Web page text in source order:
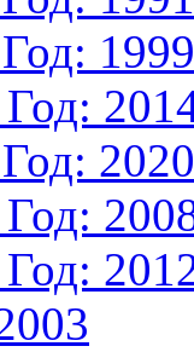
Год: 1999
Год:
Год: 2020
Год:
Год: